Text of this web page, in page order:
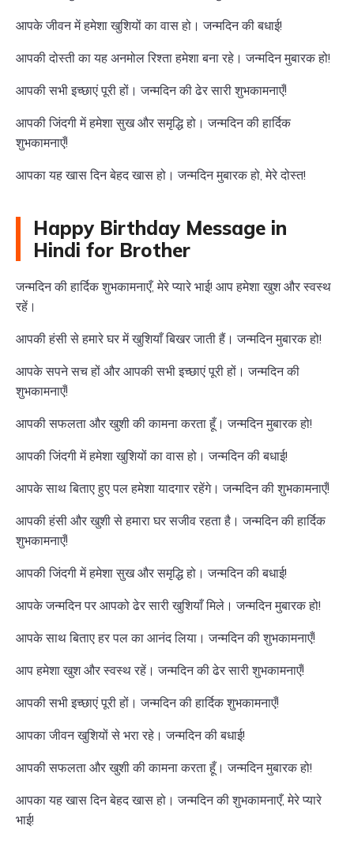
आपके जीवन में हमेशा खुशियों का वास हो। जन्मदिन की बधाई!
आपकी दोस्ती का यह अनमोल रिश्ता हमेशा बना रहे। जन्मदिन मुबारक हो!
आपकी सभी इच्छाएं पूरी हों। जन्मदिन की ढेर सारी शुभकामनाएँ!
आपकी जिंदगी में हमेशा सुख और समृद्धि हो। जन्मदिन की हार्दिक
शुभकामनाएँ!
आपका यह खास दिन बेहद खास हो। जन्मदिन मुबारक हो, मेरे दोस्त!
Happy Birthday Message in
Hindi for Brother
जन्मदिन की हार्दिक शुभकामनाएँ, मेरे प्यारे भाई! आप हमेशा खुश और स्वस्थ
रहें।
आपकी हंसी से हमारे घर में खुशियाँ बिखर जाती हैं। जन्मदिन मुबारक हो!
आपके सपने सच हों और आपकी सभी इच्छाएं पूरी हों। जन्मदिन की
शुभकामनाएँ!
आपकी सफलता और खुशी की कामना करता हूँ। जन्मदिन मुबारक हो!
आपकी जिंदगी में हमेशा खुशियों का वास हो। जन्मदिन की बधाई!
आपके साथ बिताए हुए पल हमेशा यादगार रहेंगे। जन्मदिन की शुभकामनाएँ!
आपकी हंसी और खुशी से हमारा घर सजीव रहता है। जन्मदिन की हार्दिक
शुभकामनाएँ!
आपकी जिंदगी में हमेशा सुख और समृद्धि हो। जन्मदिन की बधाई!
आपके जन्मदिन पर आपको ढेर सारी खुशियाँ मिले। जन्मदिन मुबारक हो!
आपके साथ बिताए हर पल का आनंद लिया। जन्मदिन की शुभकामनाएँ!
आप हमेशा खुश और स्वस्थ रहें। जन्मदिन की ढेर सारी शुभकामनाएँ!
आपकी सभी इच्छाएं पूरी हों। जन्मदिन की हार्दिक शुभकामनाएँ!
आपका जीवन खुशियों से भरा रहे। जन्मदिन की बधाई!
आपकी सफलता और खुशी की कामना करता हूँ। जन्मदिन मुबारक हो!
आपका यह खास दिन बेहद खास हो। जन्मदिन की शुभकामनाएँ, मेरे प्यारे
भाई!